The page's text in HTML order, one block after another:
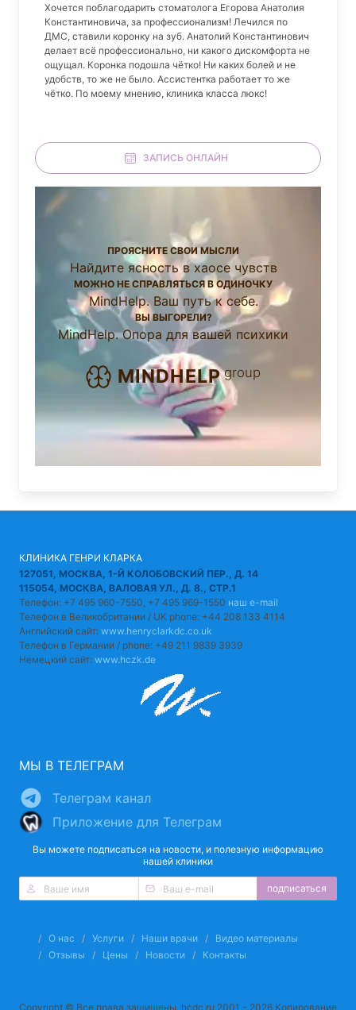
Хочется поблагодарить стоматолога Егорова Анатолия
Константиновича, за профессионализм! Лечился по
ДМС, ставили коронку на зуб. Анатолий Константинович
делает всё профессионально, ни какого дискомфорта не
ощущал. Коронка подошла чётко! Ни каких болей и не
удобств, то же не было. Ассистентка работает то же
чётко. По моему мнению, клиника класса люкс!
ЗАПИСЬ ОНЛАЙН
ПРОЯСНИТЕ СВОИ МЫСЛИ
Найдите ясность в хаосе чувств
МОЖНО НЕ СПРАВЛЯТЬСЯ В ОДИНОЧКУ
MindHelp. Ваш путь к себе.
ВЫ ВЫГОРЕЛИ?
MindHelp. Опора для вашей психики
MINDHELP group
КЛИНИКА ГЕНРИ КЛАРКА
127051, МОСКВА, 1-Й КОЛОБОВСКИЙ ПЕР., Д. 14
115054, МОСКВА, ВАЛОВАЯ УЛ., Д. 8., СТР.1
Телефон: +7 495 960-7550, +7 495 969-1550 наш e-mail
Телефон в Великобритании / UK phone: +44 208 133 4114
Английский сайт: www.henryclarkdc.co.uk
Телефон в Германии / phone: +49 211 9839 3939
Немецкий сайт: www.hczk.de
МЫ В ТЕЛЕГРАМ
Телеграм канал
Приложение для Телеграм
Вы можете подписаться на новости, и полезную информацию
нашей клиники
подписаться
О нас Услуги Наши врачи
Видео материалы
Отзывы
Цены Новости Контакты
Copyright © Все права защищены. hcdc.ru 2001 - 2026 Копирование